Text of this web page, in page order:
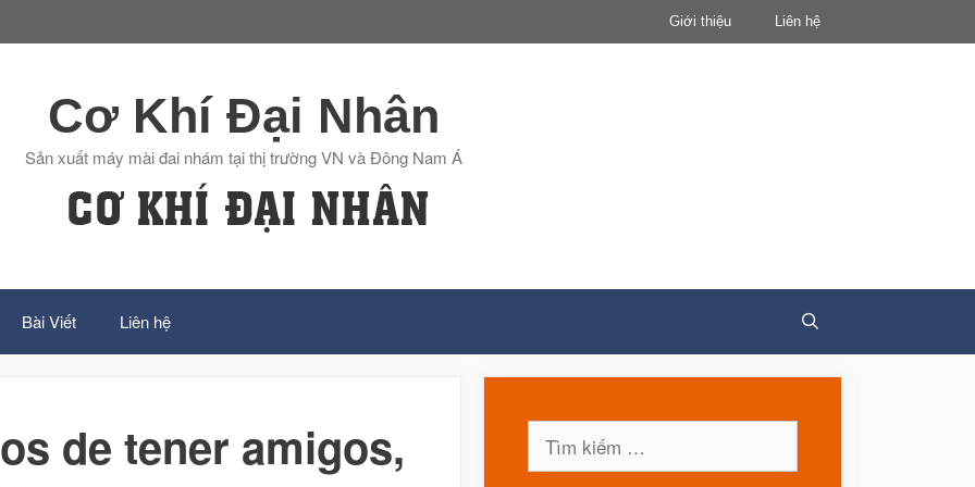
Giới thiệu Liên hệ
Cơ Khí Đại Nhân
Sản xuất máy mài đai nhám tại thị trường VN và Đông Nam Á
Bài Viết Liên hệ
de tener amigos,
Tìm
kiếm